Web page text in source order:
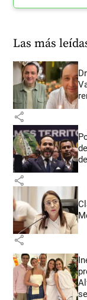
Las más
share
share
share